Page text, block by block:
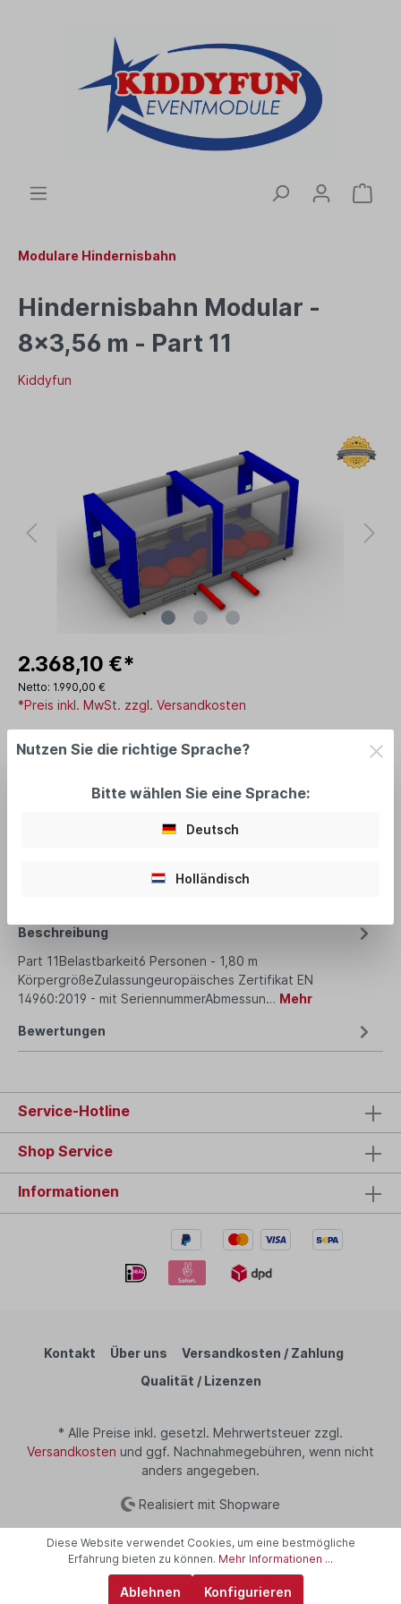
Modulare Hindernisbahn
Hindernisbahn Modular -
8x3,56 m - Part 11
Kiddyfun
2.368,10 €*
Netto: 1.990,00 €
*Preis inkl. MwSt. zzgl. Versandkosten
In den Warenkorb
Beschreibung
Part 11Belastbarkeit6 Personen - 1,80 m
KörpergrößeZulassungeuropäisches Zertifikat EN
14960:2019 - mit SeriennummerAbmessun… Mehr
Bewertungen
Service-Hotline
Shop Service
Informationen
Kontakt Über uns
Versandkosten / Zahlung
Qualität / Lizenzen
* Alle Preise inkl. gesetzl. Mehrwertsteuer zzgl.
Versandkosten und ggf. Nachnahmegebühren, wenn nicht
anders angegeben.
Realisiert mit Shopware
Diese Website verwendet Cookies, um eine bestmögliche
Erfahrung bieten zu können. Mehr Informationen ...
Ablehnen Konfigurieren
Nutzen Sie die richtige Sprache?
Bitte wählen Sie eine Sprache:
Deutsch
Holländisch